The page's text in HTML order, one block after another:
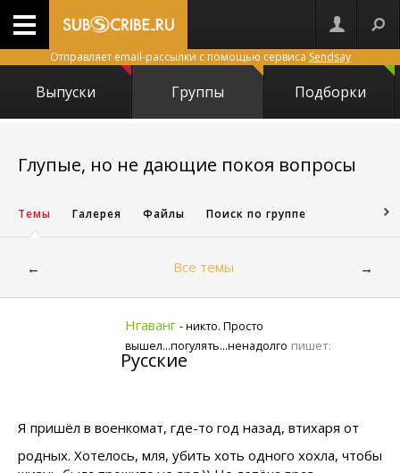
Отправляет email-рассылки с помощью сервиса Sendsay
Выпуски Группы Подборки
Глупые, но не дающие покоя вопросы
Темы Галерея Файлы Поиск по группе
← Все темы →
Нгаванг - никто. Просто
вышел...погулять...ненадолго пишет:
Русские
Я пришёл в военкомат, где-то год назад, втихаря от
родных. Хотелось, мля, убить хоть одного хохла, чтобы